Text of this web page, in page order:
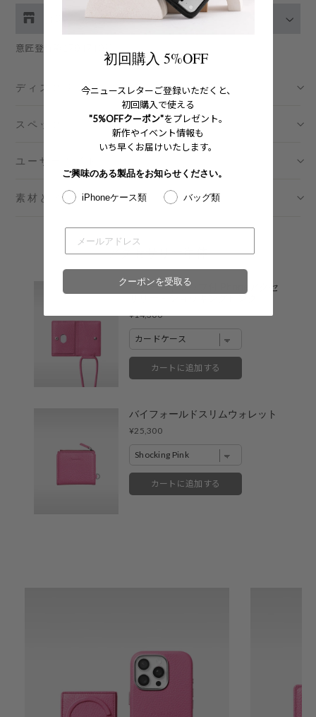
お取り扱い店舗の在庫をチェック
伊勢丹新宿 メンズ館- 在庫 -
渋谷スクランブルスクエア店- 在庫 -O
日本橋コレド室町テラス店- 在庫 - O
大阪梅田グランフロント店
六本木ミッドタウン店- 在庫 -X
名古屋ミッドランドスクエア店
- 在庫 -X
※売り切れやお取り置き等で在庫がない場合がございます。
※各店舗の詳細はこちら
意匠登録第1704740号
ディスクリプション
スペック
ユーザーガイド
素材とメンテナンス
アクセサリー単体
レザーストラップ付iPhoneアクセ
サリー - ショッキングピンク
Price
¥14,300
カートに追加する
バイフォールドスリムウォレット
Price
¥25,300
カートに追加する
初回購入 5%OFF
今ニュースレターご登録いただくと、
初回購入で使える
"5%OFFクーポン"をプレゼント。
新作やイベント情報も
いち早くお届けいたします。
ご興味のある製品をお知らせください。
iPhoneケース類 バッグ類
クーポンを受取る